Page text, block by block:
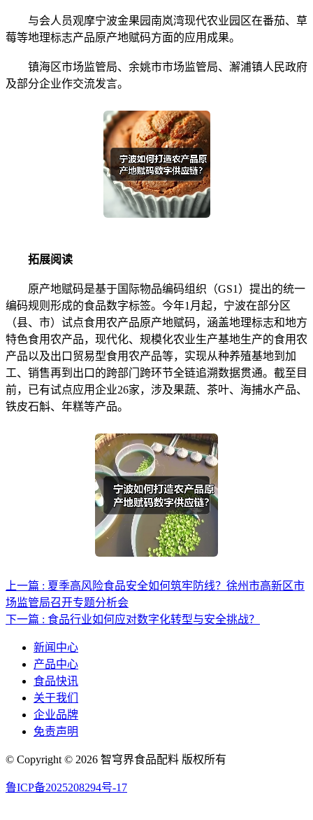
与会人员观摩宁波金果园南岚湾现代农业园区在番茄、草
莓等地理标志产品原产地赋码方面的应用成果。
镇海区市场监管局、余姚市市场监管局、澥浦镇人民政府
及部分企业作交流发言。
拓展阅读
原产地赋码是基于国际物品编码组织（GS1）提出的统一
编码规则形成的食品数字标签。今年1月起，宁波在部分区
（县、市）试点食用农产品原产地赋码，涵盖地理标志和地方
特色食用农产品，现代化、规模化农业生产基地生产的食用农
产品以及出口贸易型食用农产品等，实现从种养殖基地到加
工、销售再到出口的跨部门跨环节全链追溯数据贯通。截至目
前，已有试点应用企业26家，涉及果蔬、茶叶、海捕水产品、
铁皮石斛、年糕等产品。
上一篇 : 夏季高风险食品安全如何筑牢防线？徐州市高新区市
场监管局召开专题分析会
下一篇 : 食品行业如何应对数字化转型与安全挑战？
新闻中心
产品中心
食品快讯
关于我们
企业品牌
免责声明
© Copyright © 2026 智穹界食品配料 版权所有
鲁ICP备2025208294号-17